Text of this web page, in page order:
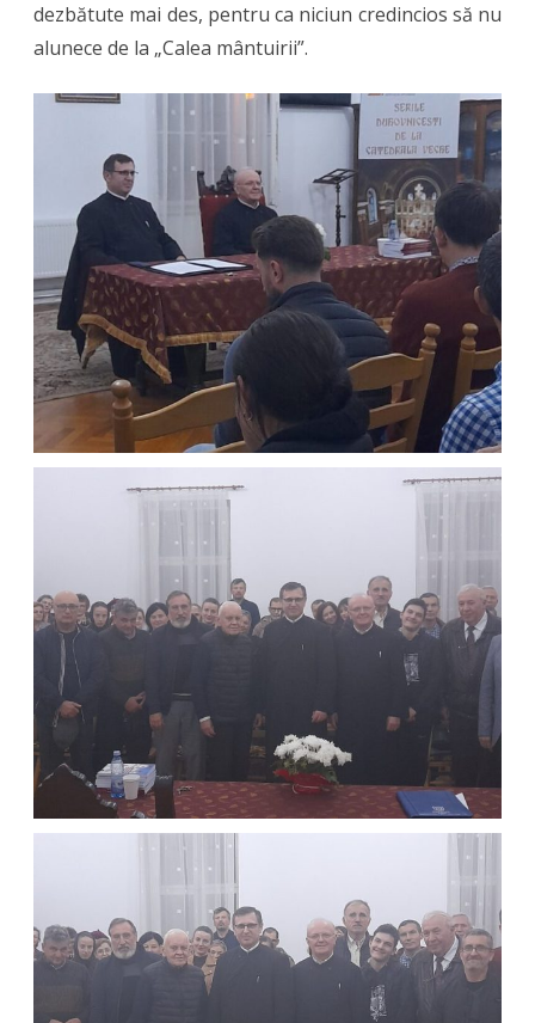
dezbătute mai des, pentru ca niciun credincios să nu
alunece de la „Calea mântuirii”.